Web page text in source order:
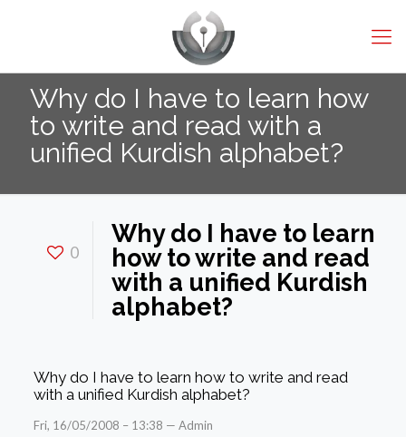
Why do I have to learn how
to write and read with a
unified Kurdish alphabet?
0
Why do I have to learn
how to write and read
with a unified Kurdish
alphabet?
Why do I have to learn how to write and read
with a unified Kurdish alphabet?
Fri, 16/05/2008 – 13:38 — Admin